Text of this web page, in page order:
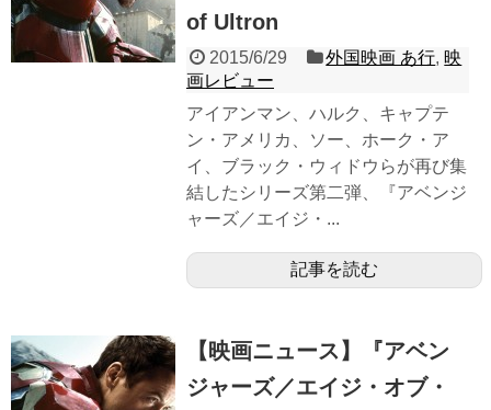
of Ultron
2015/6/29 外国映画 あ行, 映
画レビュー
アイアンマン、ハルク、キャプテ
ン・アメリカ、ソー、ホーク・ア
イ、ブラック・ウィドウらが再び集
結したシリーズ第二弾、『アベンジ
ャーズ／エイジ・...
記事を読む
【映画ニュース】『アベン
ジャーズ／エイジ・オブ・